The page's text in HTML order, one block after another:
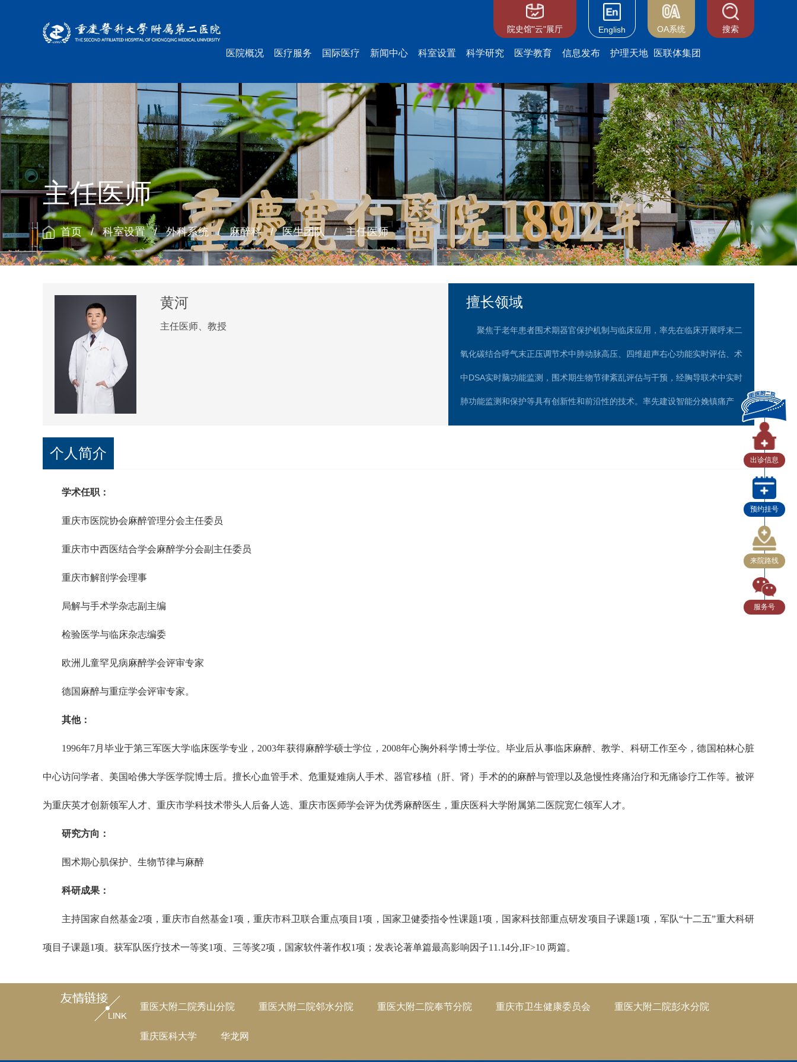
搜索
OA系统
English
院史馆"云"展厅
医院概况 医疗服务 国际医疗 新闻中心 科室设置 科学研究 医学教育 信息发布 护理天地 医联体集团
主任医师
首页 / 科室设置 / 外科系统 / 麻醉科 / 医生团队 / 主任医师
黄河
主任医师、教授
擅长领域
聚焦于老年患者围术期器官保护机制与临床应用，率先在临床开展呼末二
氧化碳结合呼气末正压调节术中肺动脉高压、四维超声右心功能实时评估、术
中DSA实时脑功能监测，围术期生物节律紊乱评估与干预，经胸导联术中实时
肺功能监测和保护等具有创新性和前沿性的技术。率先建设智能分娩镇痛产
房，将产妇、胎儿生命体征监控、产程进展、患者自控镇痛系统与物联网技术
个人简介
学术任职：
重庆市医院协会麻醉管理分会主任委员
重庆市中西医结合学会麻醉学分会副主任委员
重庆市解剖学会理事
局解与手术学杂志副主编
检验医学与临床杂志编委
欧洲儿童罕见病麻醉学会评审专家
德国麻醉与重症学会评审专家。
其他：
1996年7月毕业于第三军医大学临床医学专业，2003年获得麻醉学硕士学位，2008年心胸外科学博士学位。毕业后从事临床麻醉、教学、科研工作至今，德国柏林心脏
中心访问学者、美国哈佛大学医学院博士后。擅长心血管手术、危重疑难病人手术、器官移植（肝、肾）手术的的麻醉与管理以及急慢性疼痛治疗和无痛诊疗工作等。被评
为重庆英才创新领军人才、重庆市学科技术带头人后备人选、重庆市医师学会评为优秀麻醉医生，重庆医科大学附属第二医院宽仁领军人才。
研究方向：
围术期心肌保护、生物节律与麻醉
科研成果：
主持国家自然基金2项，重庆市自然基金1项，重庆市科卫联合重点项目1项，国家卫健委指令性课题1项，国家科技部重点研发项目子课题1项，军队“十二五”重大科研
项目子课题1项。获军队医疗技术一等奖1项、三等奖2项，国家软件著作权1项；发表论著单篇最高影响因子11.14分,IF>10 两篇。
重医大附二院秀山分院 重医大附二院邻水分院 重医大附二院奉节分院 重庆市卫生健康委员会 重医大附二院彭水分院
重庆医科大学 华龙网
出诊信息
预约挂号
来院路线
服务号